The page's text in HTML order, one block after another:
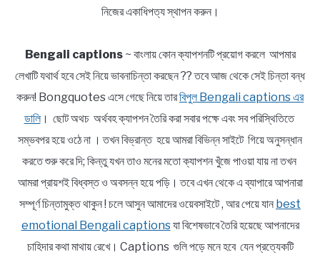
নিজের একাধিপত্য স্থাপন করুন।
Bengali captions~ বাংলায় কোন ক্যাপশনটি প্রয়োগ করলে আপমার
লেখাটি যথার্থ হবে সেই নিয়ে ভাবনাচিন্তা করছেন ?? তবে আজ থেকে সেই চিন্তা বন্ধ
করুন! Bongquotes এসে গেছে নিয়ে তারবিপুল Bengali captions এর
ডালি। ছোট অথচ অর্থবহ ক্যাপশন তৈরি করা সবার পক্ষে এবং সব পরিস্থিতিতে
সম্ভবপর হয়ে ওঠে না । তখন বিভ্রান্ত হয়ে আমরা বিভিন্ন সাইটে গিয়ে অনুসন্ধান
করতে শুরু করে দি; কিন্তু যখন তাও মনের মতো ক্যাপশন খুঁজে পাওয়া যায় না তখন
আমরা প্রায়শই বিধ্বস্ত ও অবসন্ন হয়ে পড়ি। তবে এখন থেকে এ ব্যাপারে আপনারা
সম্পূর্ণ চিন্তামুক্ত থাকুন ! চলে আসুন আমাদের ওয়েবসাইটে , আর পেয়ে যান best
emotional Bengali captionsযা বিশেষভাবে তৈরি হয়েছে আপনাদের
চাহিদার কথা মাথায় রেখে। Captions গুলি পড়ে মনে হবে যেন প্রত্যেকটি